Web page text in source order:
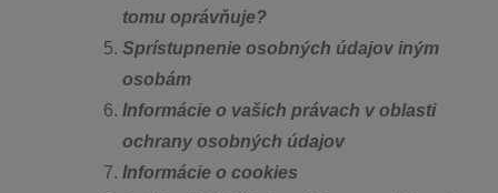
tomu oprávňuje?
Sprístupnenie osobných údajov iným
osobám
Informácie o vašich právach v oblasti
ochrany osobných údajov
Informácie o cookies